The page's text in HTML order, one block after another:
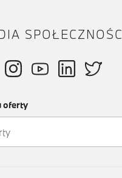
oferty